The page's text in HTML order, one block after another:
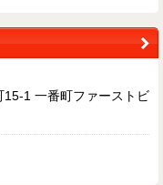
1 一番町ファーストビ